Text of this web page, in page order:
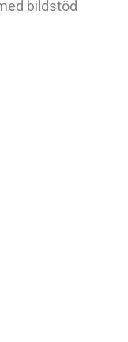
bildstöd